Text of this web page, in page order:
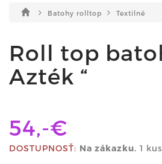
Batohy rolltop Textilné
Roll top
Azték “
54,-€
DOSTUPNOSŤ: Na zákazku. 1